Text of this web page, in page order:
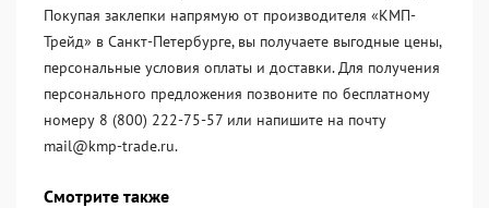
Покупая заклепки напрямую от производителя «KМП-
Трейд» в Санкт-Петербурге, вы получаете выгодные цены,
персональные условия оплаты и доставки. Для получения
персонального предложения позвоните по бесплатному
номеру 8 (800) 222-75-57 или напишите на почту
mail@kmp-trade.ru.
Смотрите также